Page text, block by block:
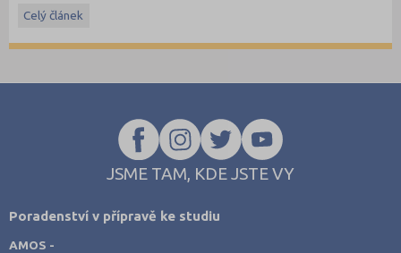
informacemi.
Celý článek
JSME TAM, KDE JSTE VY
Poradenství v přípravě ke studiu
AMOS -